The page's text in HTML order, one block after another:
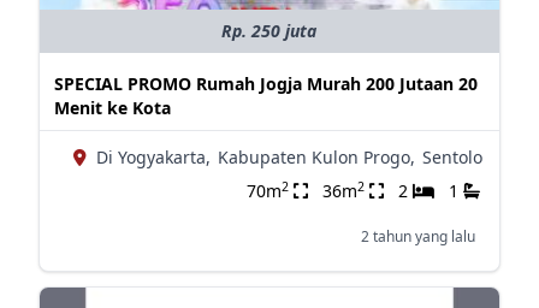
Rp. 250 juta
SPECIAL PROMO Rumah Jogja Murah 200 Jutaan 20
Menit ke Kota
Di Yogyakarta, Kabupaten Kulon Progo, Sentolo
70m2 36m2 2 1
2 tahun yang lalu